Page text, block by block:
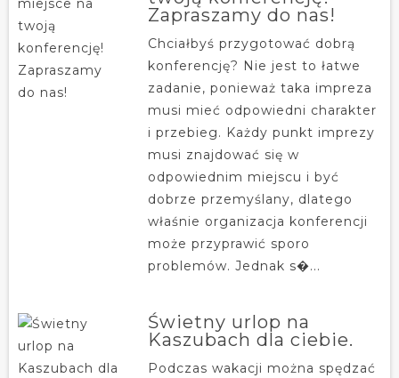
Zapraszamy do nas!
Chciałbyś przygotować dobrą
konferencję? Nie jest to łatwe
zadanie, ponieważ taka impreza
musi mieć odpowiedni charakter
i przebieg. Każdy punkt imprezy
musi znajdować się w
odpowiednim miejscu i być
dobrze przemyślany, dlatego
właśnie organizacja konferencji
może przyprawić sporo
problemów. Jednak s�...
Świetny urlop na
Kaszubach dla ciebie.
Podczas wakacji można spędzać